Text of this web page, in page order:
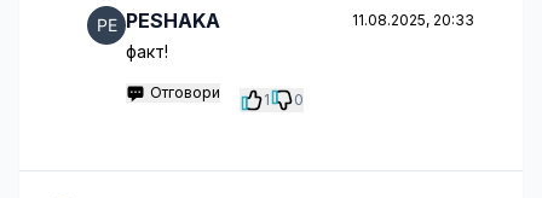
PESHAKA 11.08.2025, 20:33
факт!
Отговори 1 0